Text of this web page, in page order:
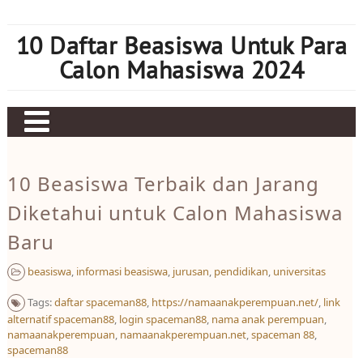
content
10 Daftar Beasiswa Untuk Para
Calon Mahasiswa 2024
Sbobet
Judi bola
Mahjong Ways 2
Slot Kamboja
Slot Thailand
10 Beasiswa Terbaik dan Jarang
Diketahui untuk Calon Mahasiswa
Baru
beasiswa, informasi beasiswa, jurusan, pendidikan, universitas
Tags:daftar spaceman88, https://namaanakperempuan.net/, link
alternatif spaceman88, login spaceman88, nama anak perempuan,
namaanakperempuan, namaanakperempuan.net,spaceman 88,
spaceman88